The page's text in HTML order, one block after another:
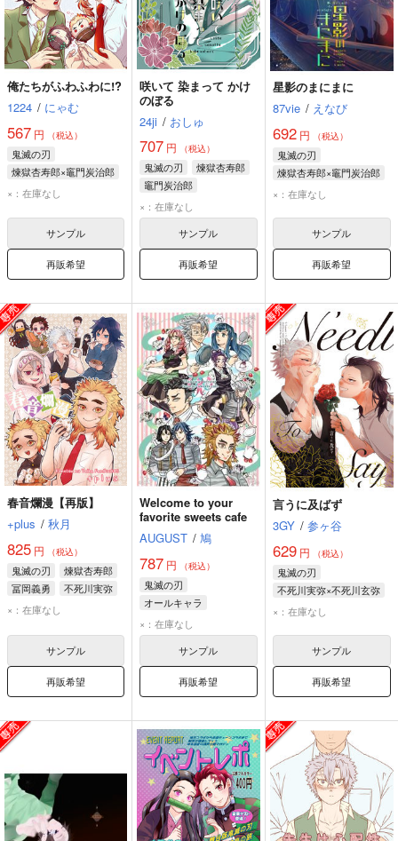
俺たちがふわふわに!?
1224 / にゃむ
567 円 （税込）
鬼滅の刃
煉獄杏寿郎×竈門炭治郎
竈門炭治郎
×：在庫なし
サンプル
再販希望
咲いて 染まって かけ
のぼる
24ji / おしゅ
707 円 （税込）
鬼滅の刃
煉獄杏寿郎
竈門炭治郎
×：在庫なし
サンプル
再販希望
星影のまにまに
87vie / えなび
692円 （税込）
鬼滅の刃
煉獄杏寿郎×竈門炭治郎
煉獄杏寿郎
×：在庫なし
サンプル
再販希望
春音爛漫【再版】
+plus / 秋月
825 円 （税込）
鬼滅の刃
煉獄杏寿郎
冨岡義勇
不死川実弥
×：在庫なし
サンプル
再販希望
Welcome to your
favorite sweets cafe
AUGUST / 鳩
787 円 （税込）
鬼滅の刃
オールキャラ
竈門炭治郎
オールキャラ
柱
×：在庫なし
サンプル
再販希望
言うに及ばず
3GY / 参ヶ谷
629円 （税込）
鬼滅の刃
不死川実弥×不死川玄弥
不死川実弥
×：在庫なし
サンプル
再販希望